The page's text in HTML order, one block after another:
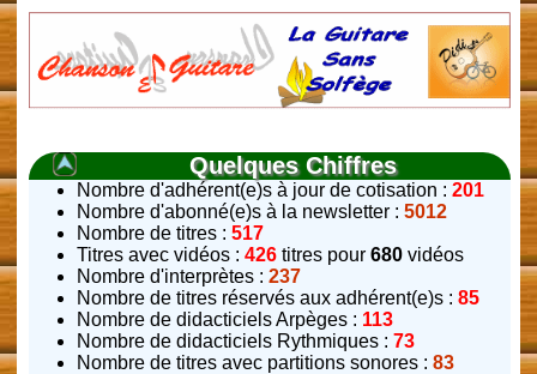
Quelques Chiffres
Nombre d'adhérent(e)s à jour de cotisation : 201
Nombre d'abonné(e)s à la newsletter : 5012
Nombre de titres : 517
Titres avec vidéos : 426 titres pour 680 vidéos
Nombre d'interprètes : 237
Nombre de titres réservés aux adhérent(e)s : 85
Nombre de didacticiels Arpèges : 113
Nombre de didacticiels Rythmiques : 73
Nombre de titres avec partitions sonores : 83